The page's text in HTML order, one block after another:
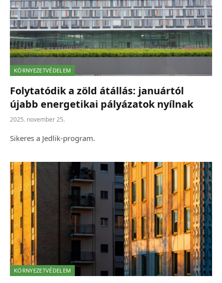
KÖRNYEZETVÉDELEM
Folytatódik a zöld átállás: januártól
újabb energetikai pályázatok nyílnak
2025. november 25.
Sikeres a Jedlik-program.
KÖRNYEZETVÉDELEM